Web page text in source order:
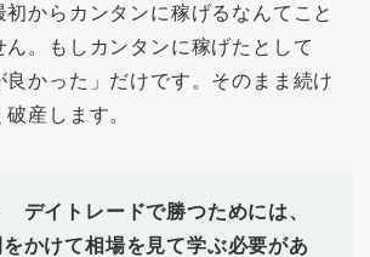
からカンタンに稼げるなんてこと
ん。もしカンタンに稼げたとして
良かった」だけです。そのまま続け
産します。
イトレードで勝つためには、
かけて相場を見て学ぶ必要があ